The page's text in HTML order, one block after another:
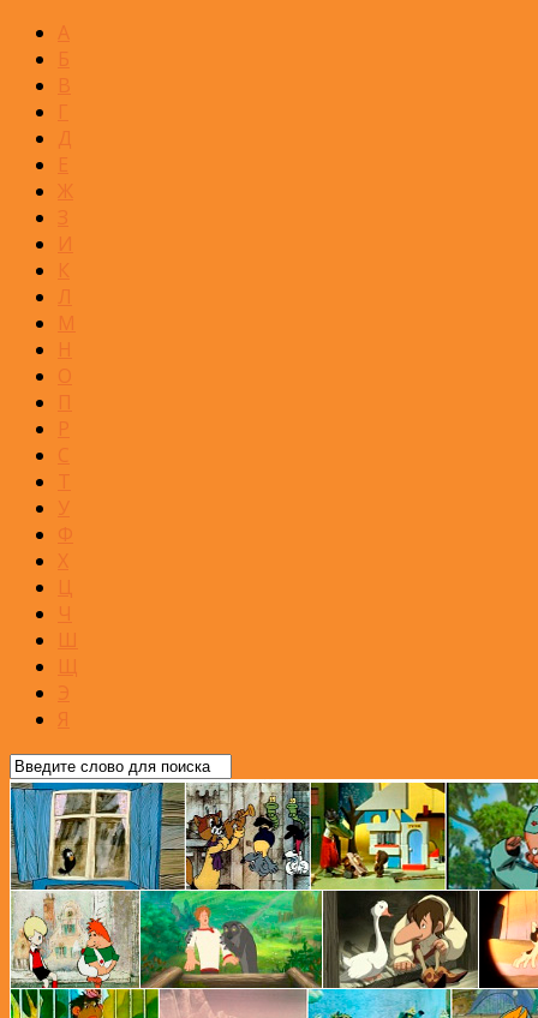
А
Б
В
Г
Д
Е
Ж
З
И
К
Л
М
Н
О
П
Р
С
Т
У
Ф
Х
Ц
Ч
Ш
Щ
Э
Я